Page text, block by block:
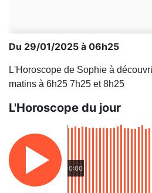
Du 29/01/2025 à 06h25
L'Horoscope de Sophie à
matins à 6h25 7h25 et 8h25
L'Horoscope du jour
0:00